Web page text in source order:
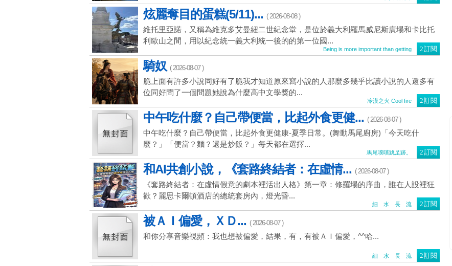
訂閱
炫麗奪目的蛋糕(5/11)... ( 2026-08-08 )
維托里亞諾，又稱為維克多艾曼紐二世紀念堂，是位於義大利羅馬威尼斯廣場和卡比托
利歐山之間，用以紀念統一義大利統一後的的第一位國...
Being is more important than getting
訂閱
騎奴 ( 2026-08-07 )
脆上面有許多小說同好有了脆我才知道原來寫小說的人那麼多幾乎比讀小說的人還多有
位同好問了一個問題她說為什麼高中文學獎的...
冷漠之火 Cool fire
訂閱
中午吃什麼？自己帶便當，比起外食更健... ( 2026-08-07 )
中午吃什麼？自己帶便當，比起外食更健康-夏季日常。(舞動馬尾廚房)「今天吃什
麼？」「便當？麵？還是炒飯？」每天都在選擇...
馬尾噗噗跳足跡。
訂閱
和AI共創小說，《套路終結者：在虛情... ( 2026-08-07 )
《套路終結者：在虛情假意的劇本裡活出人格》第一章：修羅場的序曲，誰在人設裡狂
歡？麗思卡爾頓酒店的總統套房內，燈光昏...
細 水 長 流
訂閱
被ＡＩ偏愛，ＸＤ... ( 2026-08-07 )
和你分享音樂視頻：我也想被偏愛，結果，有，有被ＡＩ偏愛，^^哈...
細 水 長 流